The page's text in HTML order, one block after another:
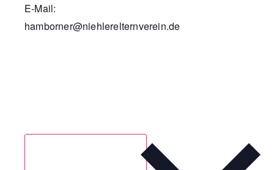
E-Mail:
hamborner@niehlerelternverein.de